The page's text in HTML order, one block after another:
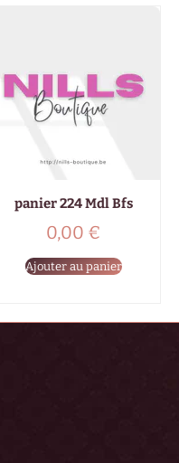
panier 224 Mdl Bfs
0,00 €
Ajouter au panier